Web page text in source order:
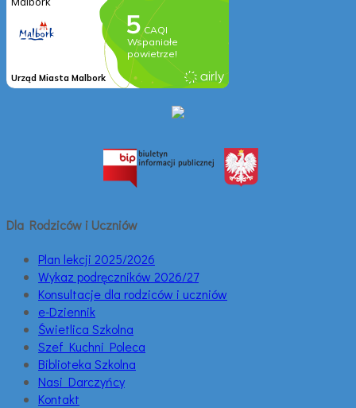
Dla Rodziców i Uczniów
Plan lekcji 2025/2026
Wykaz podręczników 2026/27
Konsultacje dla rodziców i uczniów
e-Dziennik
Świetlica Szkolna
Szef Kuchni Poleca
Biblioteka Szkolna
Nasi Darczyńcy
Kontakt